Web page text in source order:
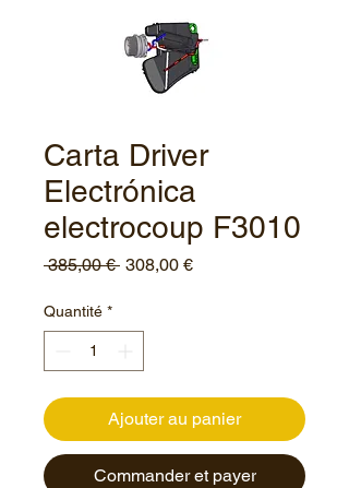
Carta Driver
Electrónica
electrocoup F3010
385,00 € Prix
308,00 €Prix
Quantité *
Ajouter au panier
Commander et payer